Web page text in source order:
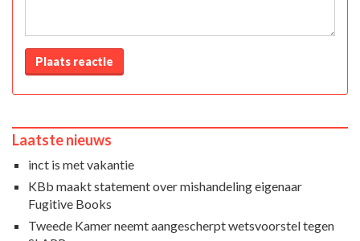
Plaats reactie
Laatste nieuws
inct is met vakantie
KBb maakt statement over mishandeling eigenaar
Fugitive Books
Tweede Kamer neemt aangescherpt wetsvoorstel tegen